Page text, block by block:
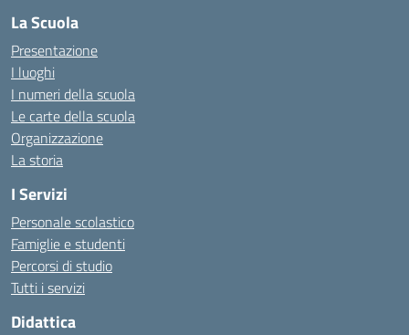
La Scuola
Presentazione
I luoghi
I numeri della scuola
Le carte della scuola
Organizzazione
La storia
I Servizi
Personale scolastico
Famiglie e studenti
Percorsi di studio
Tutti i servizi
Didattica